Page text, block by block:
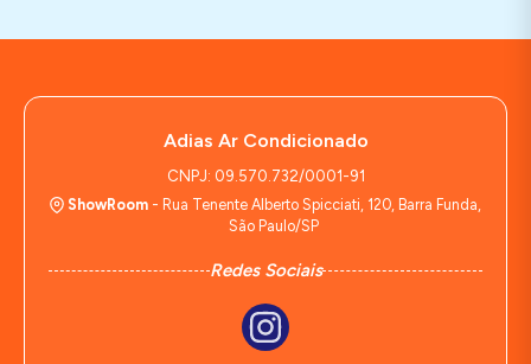
Adias Ar Condicionado
CNPJ: 09.570.732/0001-91
ShowRoom- Rua Tenente Alberto Spicciati, 120, Barra Funda,
São Paulo/SP
Redes Sociais